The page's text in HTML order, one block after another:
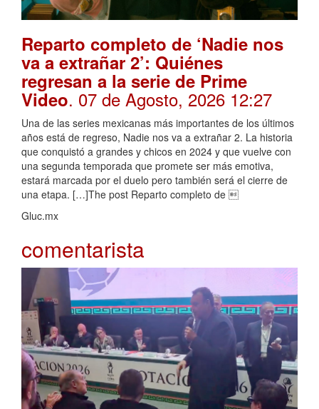
Reparto completo de ‘Nadie nos
va a extrañar 2’: Quiénes
regresan a la serie de Prime
Video. 07 de Agosto, 2026 12:27
Una de las series mexicanas más importantes de los últimos
años está de regreso, Nadie nos va a extrañar 2. La historia
que conquistó a grandes y chicos en 2024 y que vuelve con
una segunda temporada que promete ser más emotiva,
estará marcada por el duelo pero también será el cierre de
una etapa. […]The post Reparto completo de 
Gluc.mx
comentarista